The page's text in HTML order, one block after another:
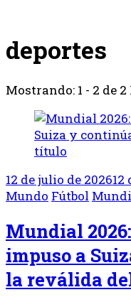
deportes
Mostrando: 1 - 2 de 2
12 de julio de 202612
Mundo Fútbol
Mundial
impuso a
la reválida